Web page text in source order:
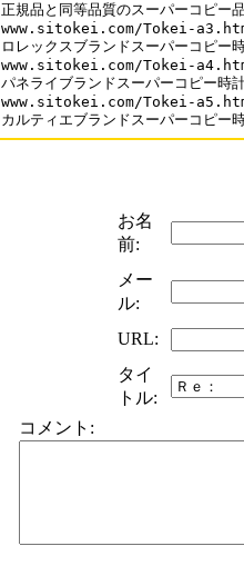
正規品と同等品質のスーパーコピー
www.sitokei.com/Tokei-
ロレックスブランドスーパーコピー
www.sitokei.com/Tokei-
パネライブランドスーパーコピー時
www.sitokei.com/Tokei-
カルティエブランドスーパーコピー
お名
前:
メー
ル:
URL:
タイ
トル:
コメント: